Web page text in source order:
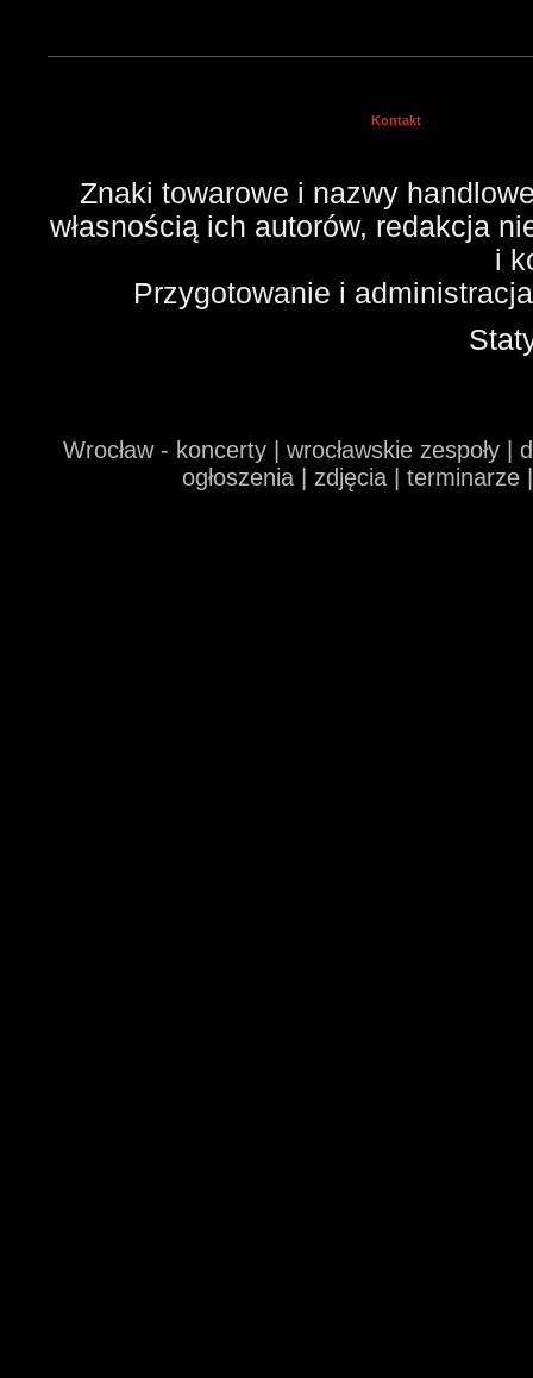
Kontakt
Znaki towarowe i nazwy
własnością ich autorów, redakcja
i
Przygotowanie i
Wrocław - koncerty | wrocławskie zespoły
ogłoszenia | zdjęcia |